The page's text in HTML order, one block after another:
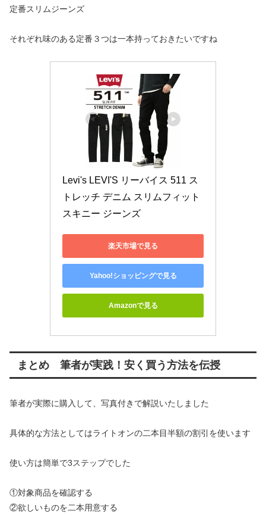
定番スリムジーンズ
それぞれ味のある定番３つは一本持っておきたいですね
Levi's LEVI'S リーバイス 511 ス
トレッチ デニム スリムフィット
スキニー ジーンズ
楽天市場で見る
Yahoo!ショッピングで見る
Amazonで見る
まとめ 筆者が実践！安く買う方法を伝授
筆者が実際に購入して、写真付きで解説いたしました
具体的な方法としてはライトオンの二本目半額の割引を使います
使い方は簡単で3ステップでした
①対象商品を確認する
②欲しいものを二本用意する